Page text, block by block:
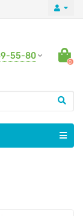
55-80
0